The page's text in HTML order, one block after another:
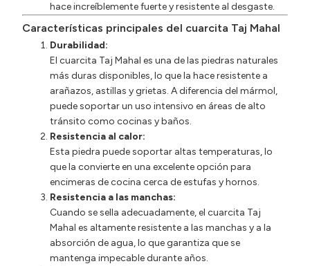
hace increíblemente fuerte y resistente al desgaste.
Características principales del cuarcita Taj Mahal
Durabilidad:
El cuarcita Taj Mahal es una de las piedras naturales
más duras disponibles, lo que la hace resistente a
arañazos, astillas y grietas. A diferencia del mármol,
puede soportar un uso intensivo en áreas de alto
tránsito como cocinas y baños.
Resistencia al calor:
Esta piedra puede soportar altas temperaturas, lo
que la convierte en una excelente opción para
encimeras de cocina cerca de estufas y hornos.
Resistencia a las manchas:
Cuando se sella adecuadamente, el cuarcita Taj
Mahal es altamente resistente a las manchas y a la
absorción de agua, lo que garantiza que se
mantenga impecable durante años.